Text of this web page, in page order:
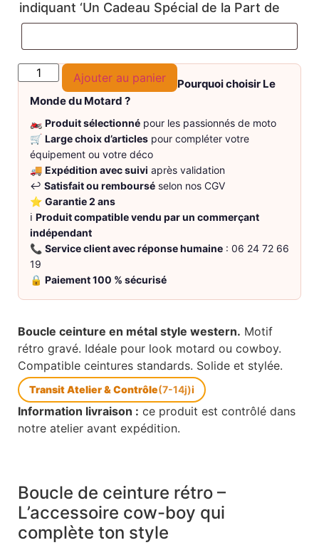
indiquant ‘Un Cadeau Spécial de la Part de
Ajouter au panier
Pourquoi choisir Le
Monde du Motard ?
🏍️ Produit sélectionné pour les passionnés de moto
🛒 Large choix d’articles pour compléter votre
équipement ou votre déco
🚚 Expédition avec suivi après validation
↩️ Satisfait ou remboursé selon nos CGV
⭐ Garantie 2 ans
ℹ️ Produit compatible vendu par un commerçant
indépendant
📞 Service client avec réponse humaine : 06 24 72 66
19
🔒 Paiement 100 % sécurisé
Boucle ceinture en métal style western. Motif
rétro gravé. Idéale pour look motard ou cowboy.
Compatible ceintures standards. Solide et stylée.
Transit Atelier & Contrôle(7-14j)i
Information livraison : ce produit est contrôlé dans
notre atelier avant expédition.
Boucle de ceinture rétro –
L’accessoire cow-boy qui
complète ton style